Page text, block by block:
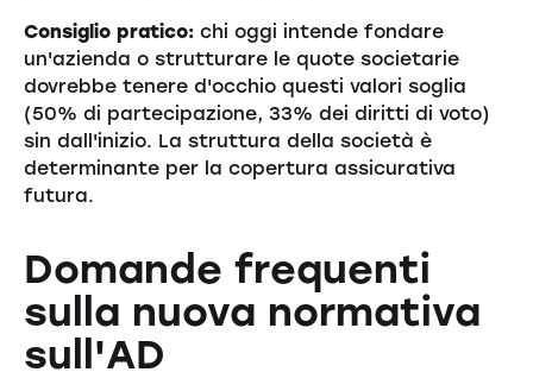
Consiglio pratico:chi oggi intende fondare
un'azienda o strutturare le quote societarie
dovrebbe tenere d'occhio questi valori soglia
(50% di partecipazione, 33% dei diritti di voto)
sin dall'inizio. La struttura della società è
determinante per la copertura assicurativa
futura.
Domande frequenti
sulla nuova normativa
sull'AD